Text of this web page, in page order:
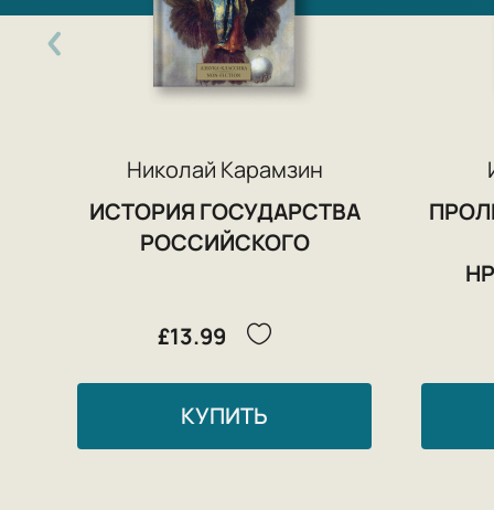
Николай Карамзин
ИСТОРИЯ ГОСУДАРСТВА
РОССИЙСКОГО
£13.99
КУПИТЬ